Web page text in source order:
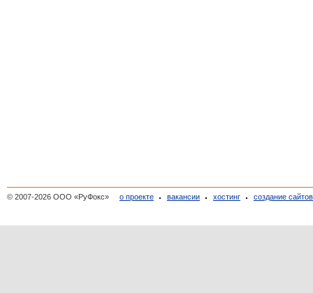
© 2007-2026 ООО «РуФокс» о проекте вакансии хостинг создание сайтов